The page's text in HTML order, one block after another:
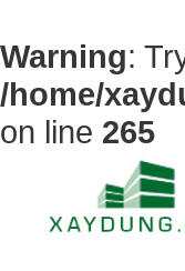
Warning:
/home/
on line 265